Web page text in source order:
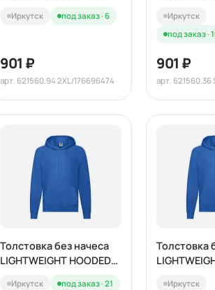
Иркутск под заказ · 6
901 ₽
арт. 621560.94 2XL/176696474
Иркутск
под заказ ·
901 ₽
арт. 621560.36
Толстовка без начеса
LIGHTWEIGHT HOODED
Иркутск под заказ · 21
Толстовка
Иркутск